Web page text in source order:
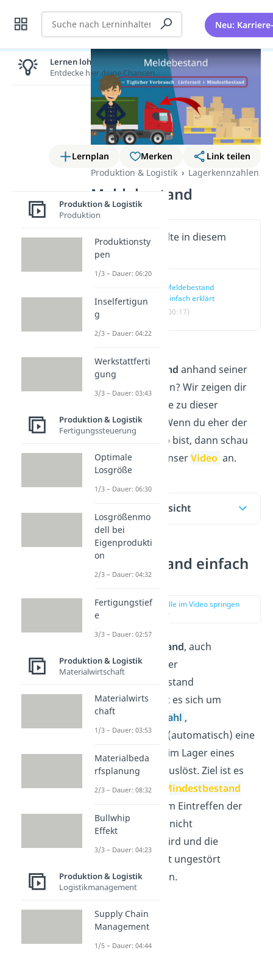
Suche Neu:
Lernplan Merken
Link teilen
Produktion & Logistik
Lagerkennzahlen
Meldebestand
Wichtige Inhalte in diesem
Video
Meldebestand
einfach erklärt
(00:17)
denMeldebestand anhand seiner
Formel berechnen? Wir zeigen dir
hier alles wichtige zu dieser
Lagerkennzahl. Wenn du eher der
audiovisuelle Typ bist, dann schau
dir doch direkt unserVideo an.
Inhaltsübersicht
Meldebestand einfach
erklärt
zur Stelle im Video springen
(00:17)
Meldebestand, auch
Bestellgrenze oder
Anforderungsbestand
genannt, handelt es sich um
eineLagerkennzahl ,
deren Erreichen (automatisch) eine
neue Bestellung im Lager eines
Unternehmens auslöst. Ziel ist es
dabei, dass der
Mindestbestand
auf Lager bis zum Eintreffen der
neuen Lieferung nicht
unterschritten wird und die
Produktion somit ungestört
weiterlaufen kann.
Lernen lohnt sich!
Entdecke hier deine Chancen.
Produktion & Logistik
Produktion
Produktionsty
pen
1/3 – Dauer: 06:20
Inselfertigun
g
2/3 – Dauer: 04:22
Werkstattferti
gung
3/3 – Dauer: 03:43
Produktion & Logistik
Fertigungssteuerung
Optimale
Losgröße
1/3 – Dauer: 06:30
Losgrößenmo
dell bei
Eigenprodukti
on
2/3 – Dauer: 04:32
Fertigungstief
e
3/3 – Dauer: 02:57
Produktion & Logistik
Materialwirtschaft
Materialwirts
chaft
1/3 – Dauer: 03:53
Materialbeda
rfsplanung
2/3 – Dauer: 08:32
Bullwhip
Effekt
3/3 – Dauer: 04:23
Produktion & Logistik
Logistikmanagement
Supply Chain
Management
1/5 – Dauer: 04:44